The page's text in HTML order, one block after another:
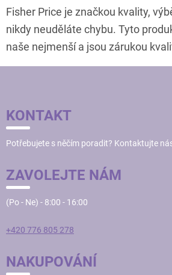
l
á
d
a
c
í
ý
Fisher Price je značkou kvality,
nikdy neuděláte chybu. Tyto
naše nejmenší a jsou zárukou
A
T
KONTAKT
Potřebujete s něčím poradit? Kontaktujte
ZAVOLEJTE NÁM
(Po - Ne) - 8:00 - 16:00
+420 776 805 278
NAKUPOVÁNÍ